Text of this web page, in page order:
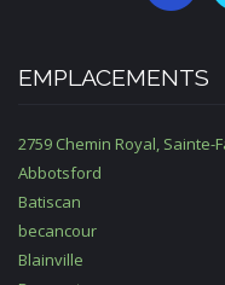
EMPLACEMENTS
2759 Chemin Royal,
Abbotsford
Batiscan
becancour
Blainville